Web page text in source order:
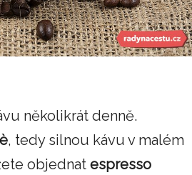
několikrát denně.
, tedy silnou kávu v malém
objednat espresso